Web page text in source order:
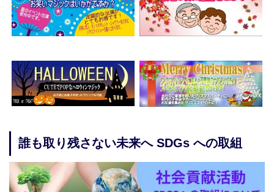
誰も取り残さない未来へ SDGs への取組